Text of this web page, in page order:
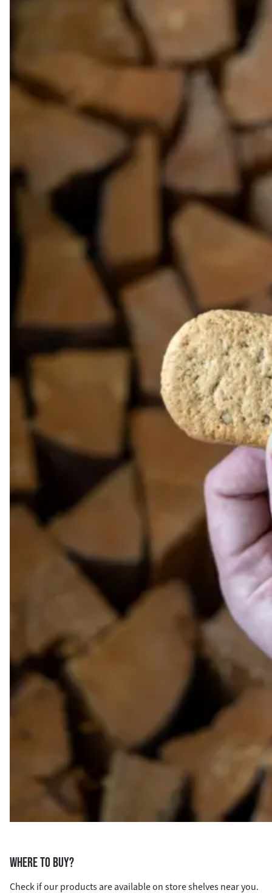
WHERE TO BUY?
Check if our products are available on store shelves near you.